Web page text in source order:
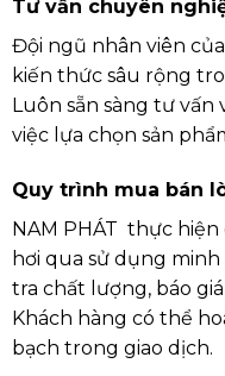
Tư vấn chuyên
Đội ngũ nhân viên
kiến thức sâu rộng
Luôn sẵn sàng tư
việc lựa chọn sản
Quy trình mua bán
NAM PHÁT thực
hơi qua sử dụng
tra chất lượng, báo
Khách hàng có thể
bạch trong giao dịch.